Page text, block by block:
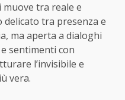
muove tra reale e
tra presenza e
ma aperta a dialoghi
sentimenti con
l’invisibile e
vera.